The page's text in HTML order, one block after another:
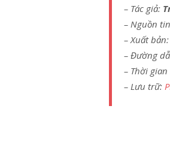
– Tác giả:
– Nguồn
– Xuất
– Đường
– Thời gian
– Lưu trữ: